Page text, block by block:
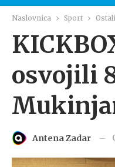
Naslovnica Sport
osvojili
Antena Zadar